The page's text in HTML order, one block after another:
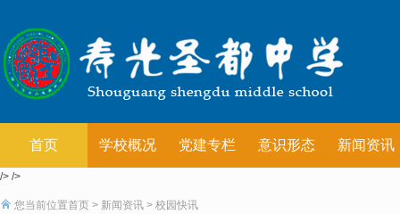
首页 学校概况 党建专栏 意识形态 新闻资讯
/> />
您当前位置首页 > 新闻资讯 > 校园快讯